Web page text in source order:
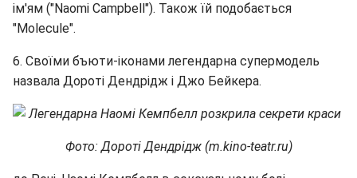
ім'ям ("Naomi Campbell"). Також їй подобається
"Molecule".
6. Своїми бъюти-іконами легендарна супермодель
назвала Дороті Дендрідж і Джо Бейкера.
Фото: Дороті Дендрідж (m.kino-teatr.ru)